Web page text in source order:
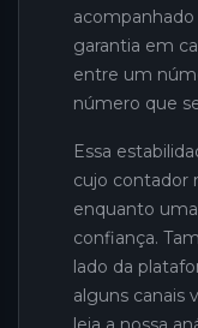
garantia em
entre um
número que
Essa
cujo contador
enquanto
confiança.
lado da
alguns canais